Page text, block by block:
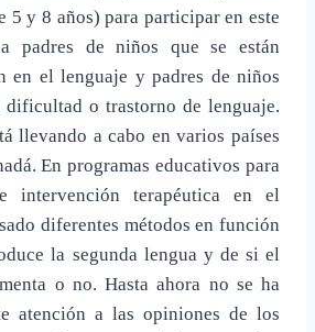
5 y 8 años) para participar en este
padres de niños que se están
en el lenguaje y padres de niños
dificultad o trastorno de lenguaje.
llevando a cabo en varios países
En programas educativos para
intervención terapéutica en el
diferentes métodos en función
la segunda lengua y de si el
o no. Hasta ahora no se ha
atención a las opiniones de los